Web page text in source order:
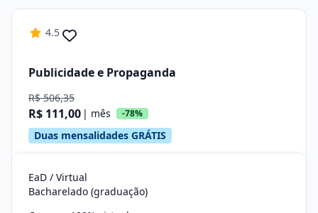
4.5
Publicidade e Propaganda
R$ 506,35
R$ 111,00 | mês -78%
Duas mensalidades GRÁTIS
EaD / Virtual
Bacharelado (graduação)